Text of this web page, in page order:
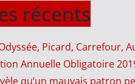
récents
Picard, Carrefour,
Annuelle Obligatoire
qu’un mauvais patron